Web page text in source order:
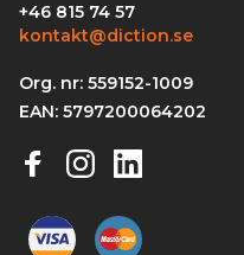
+46 815 74 57
kontakt@diction.se
Org. nr: 559152-1009
EAN: 5797200064202